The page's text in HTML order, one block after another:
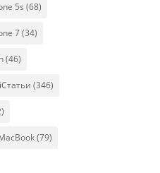
5s (68)
7(34)
(46)
iСтатьи (346)
(79)